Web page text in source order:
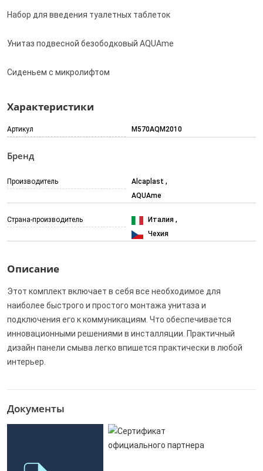
Набор для введения туалетных таблеток
Унитаз подвесной безободковый AQUAme
Сиденьем с микролифтом
Характеристики
Артикул M570AQM2010
Бренд
Производитель
Alcaplast
AQUAme
Страна-производитель
Италия
Чехия
Описание
Этот комплект включает в себя все необходимое для
наиболее быстрого и простого монтажа унитаза и
подключения его к коммуникациям. Что обеспечивается
инновационными решениями в инсталляции. Практичный
дизайн панели смыва легко впишется практически в любой
интерьер.
Документы